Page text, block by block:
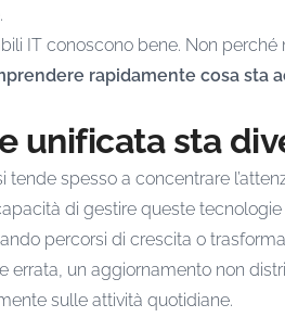
IT conoscono bene. Non
rapidamente cosa sta
unificata sta
tende spesso a concentrare
di gestire queste
percorsi di crescita o
errata, un aggiornamento non
sulle attività quotidiane.